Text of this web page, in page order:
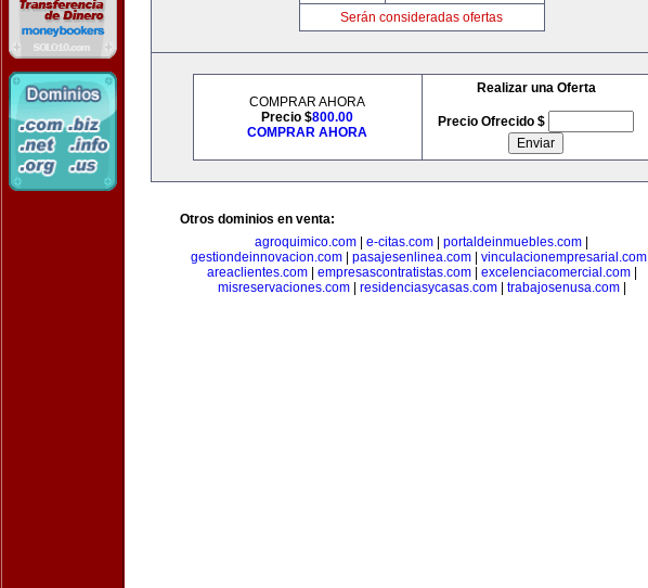
Serán consideradas ofertas
COMPRAR AHORA
Precio $800.00
COMPRAR AHORA
Realizar una Oferta
Precio Ofrecido $
Otros dominios en venta:
agroquimico.com
e-citas.com portaldeinmuebles.com
gestiondeinnovacion.com| pasajesenlinea.com| vinculacionempresarial.com|
areaclientes.com| empresascontratistas.com| excelenciacomercial.com|
misreservaciones.com| residenciasycasas.com| trabajosenusa.com|